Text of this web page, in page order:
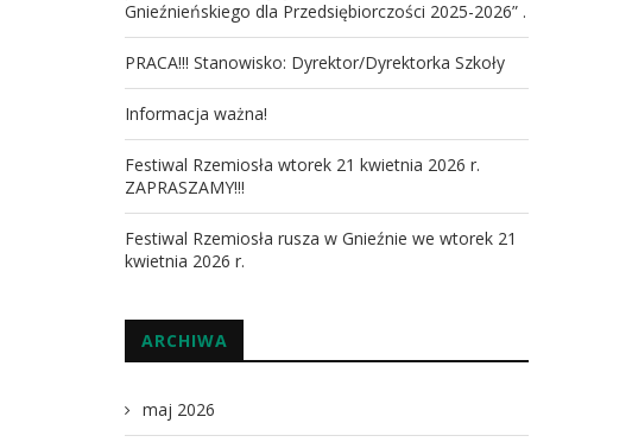
Gnieźnieńskiego dla Przedsiębiorczości 2025-2026” .
PRACA!!! Stanowisko: Dyrektor/Dyrektorka Szkoły
Informacja ważna!
Festiwal Rzemiosła wtorek 21 kwietnia 2026 r.
ZAPRASZAMY!!!
Festiwal Rzemiosła rusza w Gnieźnie we wtorek 21
kwietnia 2026 r.
ARCHIWA
maj 2026